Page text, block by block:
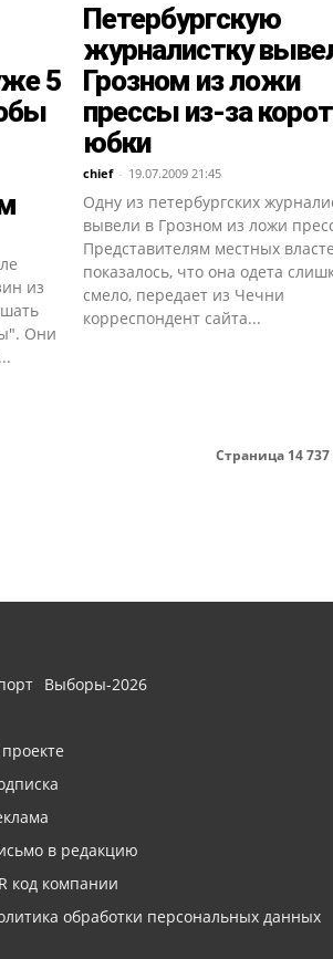
5
из
Они
Петербургскую
журналистку
Грозном из ложи
прессы из-за
юбки
chief - 19.07.2009 21:45
Одну из петербургских
вывели в Грозном из ложи
Представителям местных
показалось, что она одета
смело, передает из Чечни
корреспондент сайта...
Страница 14 737
Выборы-2026
в редакцию
код компании
обработки персональных данных